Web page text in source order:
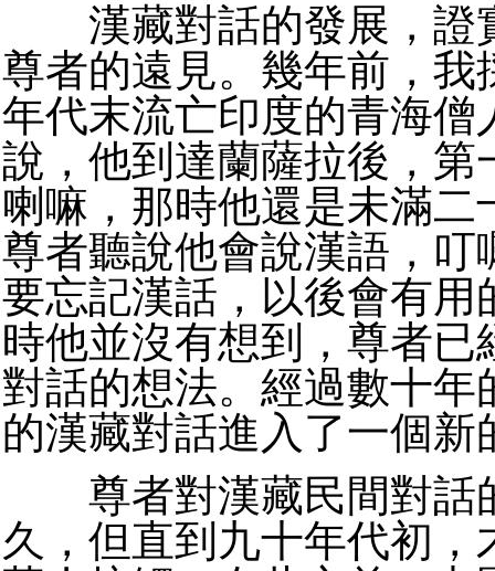
漢藏對話的發展，證
尊者的遠見。幾年前，我
年代末流亡印度的青海僧
說，他到達蘭薩拉後，第
喇嘛，那時他還是未滿二
尊者聽說他會說漢語，叮
要忘記漢話，以後會有用
時他並沒有想到，尊者已
對話的想法。經過數十年
的漢藏對話進入了一個新
尊者對漢藏民間對話
久，但直到九十年代初，